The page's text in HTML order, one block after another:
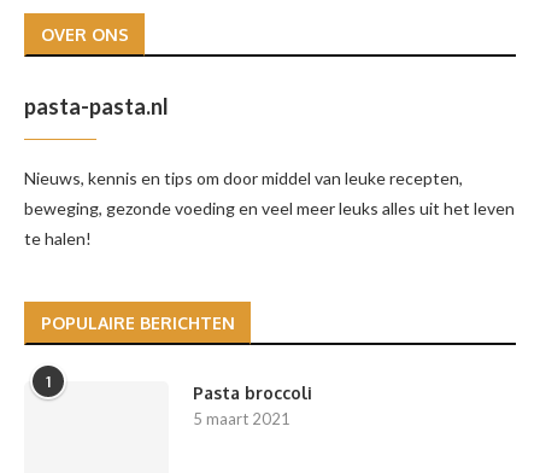
OVER ONS
pasta-pasta.nl
Nieuws, kennis en tips om door middel van leuke recepten,
beweging, gezonde voeding en veel meer leuks alles uit het leven
te halen!
POPULAIRE BERICHTEN
1
Pasta broccoli
5 maart 2021